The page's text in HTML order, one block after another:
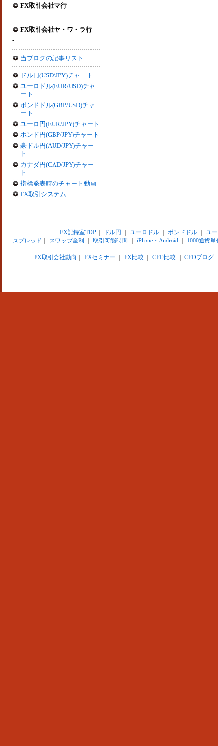
FX取引会社マ行
-
FX取引会社ヤ・ワ・ラ行
-
当ブログの記事リスト
ドル円(USD/JPY)チャート
ユーロドル(EUR/USD)チャ
ート
ポンドドル(GBP/USD)チャ
ート
ユーロ円(EUR/JPY)チャート
ポンド円(GBP/JPY)チャート
豪ドル円(AUD/JPY)チャー
ト
カナダ円(CAD/JPY)チャー
ト
指標発表時のチャート動画
FX取引システム
FX記録室TOP｜ ドル円 ユーロドル｜ ポンドドル｜ ユ
スプレッド
スワップ金利 取引可能時間 iPhone・Android 1000通貨単
FX取引会社動向 FXセミナー FX比較 CFD比較 CFDブログ